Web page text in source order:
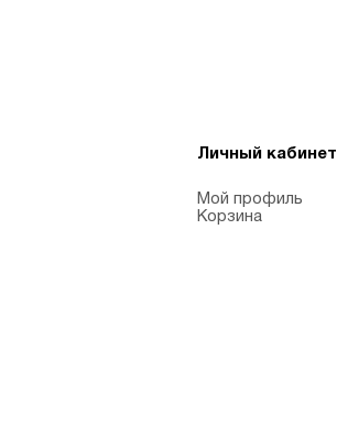
Личный кабинет
Мой профиль
Корзина